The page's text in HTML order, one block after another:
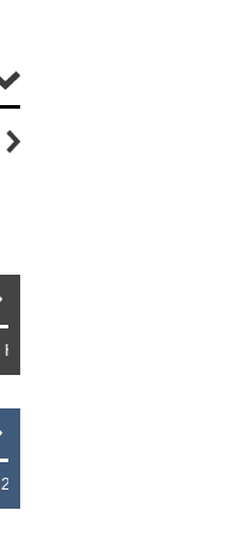
G
EUR 1,229 WB
NZD 2.1914